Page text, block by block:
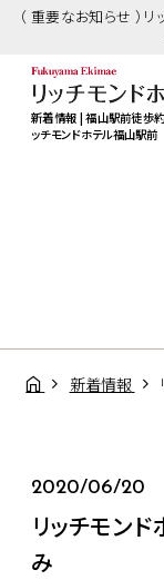
（ 重要なお知らせ ）
新着情報 | 福山駅前徒歩約
ッチモンドホテル福山駅前
新着情報
2020/06/20
リッチモン
み